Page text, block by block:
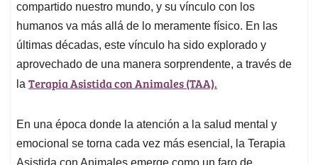
A
p
p
o
o
k
d
I
n
d
s
compartido nuestro mundo, y su vínculo con los
humanos va más allá de lo meramente físico. En las
últimas décadas, este vínculo ha sido explorado y
aprovechado de una manera sorprendente, a través de
la Terapia Asistida con Animales (TAA).
En una época donde la atención a la salud mental y
emocional se torna cada vez más esencial, la Terapia